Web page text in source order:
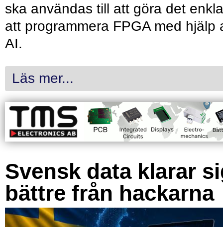
ska användas till att göra det
att programmera FPGA med hjälp
AI.
Läs mer...
Svensk data klarar
bättre från hackarna